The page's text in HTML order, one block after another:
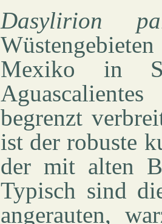
Dasylirion
Mexiko in
begrenzt
ist der robuste
der mit alten
Typisch sind
angerauten,